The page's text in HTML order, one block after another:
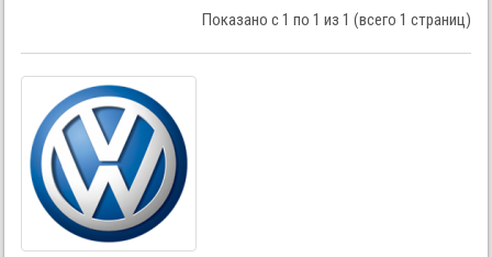
Показано с 1 по 1 из 1 (всего 1 страниц)